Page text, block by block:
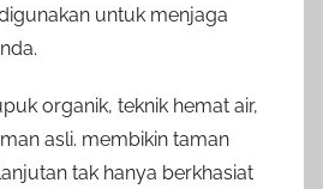
untuk menjaga
organik, teknik hemat air,
asli. membikin taman
tak hanya berkhasiat